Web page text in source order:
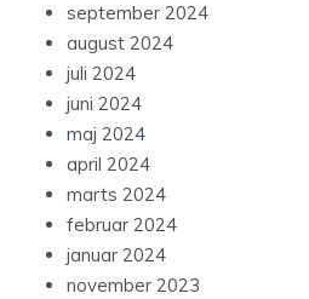
september 2024
august 2024
juli 2024
juni 2024
maj 2024
april 2024
marts 2024
februar 2024
januar 2024
november 2023